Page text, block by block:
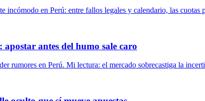
incómodo en Perú: entre fallos legales y calendario, las
antes del humo sale caro
rumores en Perú. Mi lectura: el mercado sobrecastiga la